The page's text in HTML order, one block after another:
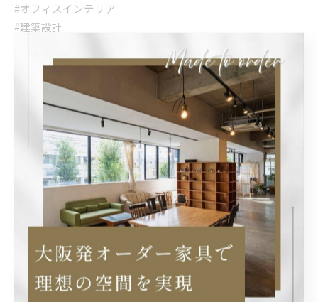
#オフィスインテリア
#建築設計
#家具ディテール
< 前のページ 一覧に戻る 次のページ >
Categories
全てのカテゴリー
店舗